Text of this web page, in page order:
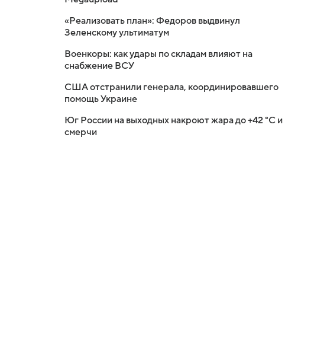
«Реализовать план»: Федоров выдвинул
Зеленскому ультиматум
Военкоры: как удары по складам влияют на
снабжение ВСУ
США отстранили генерала, координировавшего
помощь Украине
Юг России на выходных накроют жара до +42 °C и
смерчи